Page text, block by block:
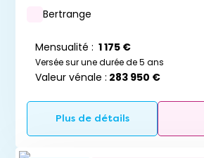
Bertrange
Mensualité : 1 175 €
Versée sur une durée de 5 ans
Valeur vénale : 283 950 €
Plus de détails